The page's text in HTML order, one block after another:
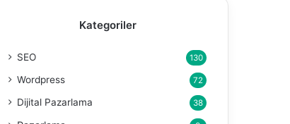
Kategoriler
SEO 130
Wordpress 72
Dijital Pazarlama 38